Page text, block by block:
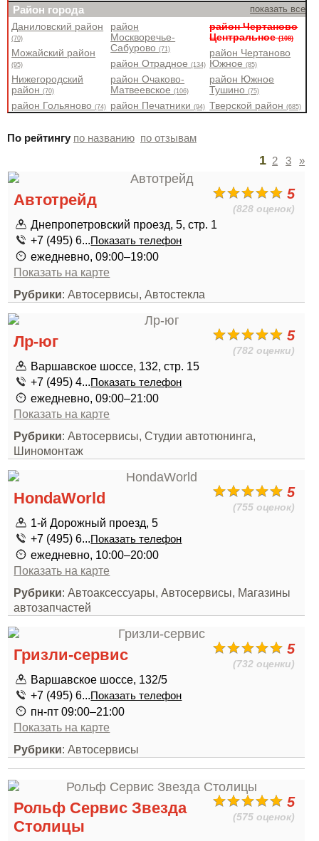
Район города показать все
Даниловский район
(70)
Можайский район
(95)
Нижегородский
район(70)
район Гольяново(74)
район
Москворечье-
Сабурово(71)
район Отрадное(134)
район Очаково-
Матвеевское(106)
район Печатники(94)
район Чертаново
Центральное(108)
район Чертаново
Южное(85)
район Южное
Тушино(75)
Тверской район(685)
По рейтингу по названию по отзывам
1 2 3 »
5
(828 оценок)
Автотрейд
Днепропетровский проезд, 5, стр. 1
+7 (495) 6...Показать телефон
ежедневно, 09:00–19:00
Показать на карте
Рубрики: Автосервисы, Автостекла
5
(782 оценки)
Лр-юг
Варшавское шоссе, 132, стр. 15
+7 (495) 4...Показать телефон
ежедневно, 09:00–21:00
Показать на карте
Рубрики: Автосервисы, Студии автотюнинга,
Шиномонтаж
5
(755 оценок)
HondaWorld
1-й Дорожный проезд, 5
+7 (495) 6...Показать телефон
ежедневно, 10:00–20:00
Показать на карте
Рубрики: Автоаксессуары, Автосервисы, Магазины
автозапчастей
5
(732 оценки)
Гризли-сервис
Варшавское шоссе, 132/5
+7 (495) 6...Показать телефон
пн-пт 09:00–21:00
Показать на карте
Рубрики: Автосервисы
5
(575 оценок)
Рольф Сервис Звезда
Столицы